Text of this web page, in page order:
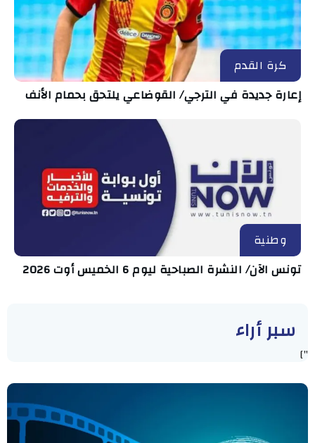
كرة القدم
إعارة جديدة في الترجي/ القوضاعي يلتحق بحمام الأنف
وطنية
تونس الآن/ النشرة الصباحية ليوم 6 الخميس أوت 2026
سبر أراء
"]